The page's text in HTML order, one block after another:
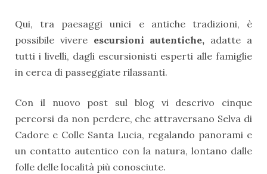
Qui, tra paesaggi unici e antiche tradizioni, è
possibile vivere escursioni autentiche, adatte a
tutti i livelli, dagli escursionisti esperti alle famiglie
in cerca di passeggiate rilassanti.
Con il nuovo post sul blog vi descrivo cinque
percorsi da non perdere, che attraversano Selva di
Cadore e Colle Santa Lucia, regalando panorami e
un contatto autentico con la natura, lontano dalle
folle delle località più conosciute.